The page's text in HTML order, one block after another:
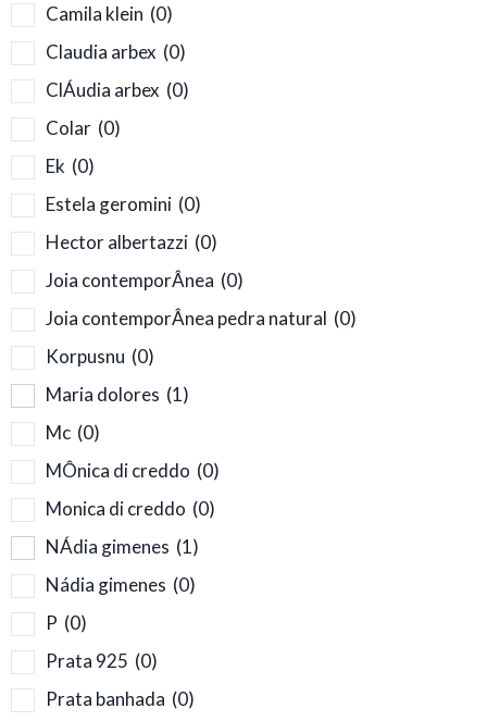
Camila klein (0)
Claudia arbex (0)
ClÁudia arbex (0)
Colar (0)
Ek (0)
Estela geromini (0)
Hector albertazzi (0)
Joia contemporÂnea (0)
Joia contemporÂnea pedra natural (0)
Korpusnu (0)
Maria dolores (1)
Mc (0)
MÔnica di creddo (0)
Monica di creddo (0)
NÁdia gimenes (1)
Nádia gimenes (0)
P (0)
Prata 925 (0)
Prata banhada (0)